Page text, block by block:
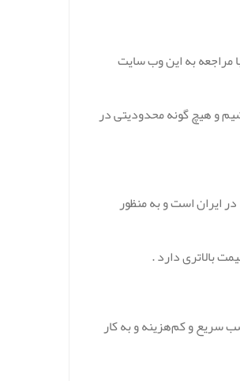
مراجعه به این وب سایت
و هیچ گونه محدودیتی در
ایران است و به منظور
بالاتری دارد .
سریع و کم‌هزینه و به کار